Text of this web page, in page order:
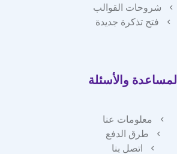
شروحات القوالب
فتح تذكرة جديدة
المساعدة والأسئلة
معلومات عنا
طرق الدفع
اتصل بنا